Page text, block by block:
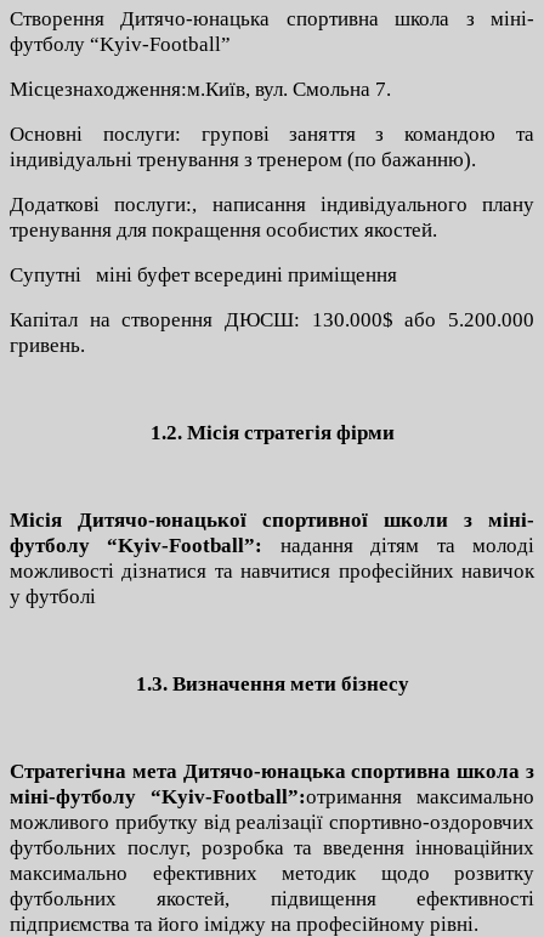
Створення Дитячо-юнацька спортивна школа з міні-
футболу “Kyiv-Football”
Місцезнаходження:м.Київ, вул. Смольна 7.
Основні послуги: групові заняття з командою та
індивідуальні тренування з тренером (по бажанню).
Додаткові послуги:, написання індивідуального плану
тренування для покращення особистих якостей.
Супутні міні буфет всередині приміщення
Капітал на створення ДЮСШ: 130.000$ або 5.200.000
гривень.
1.2. Місія стратегія фірми
Місія Дитячо-юнацької спортивної школи з міні-
футболу “Kyiv-Football”:
надання дітям та молоді
можливості дізнатися та навчитися професійних навичок
у футболі
1.3. Визначення мети бізнесу
Стратегічна мета Дитячо-юнацька спортивна школа з
міні-футболу “Kyiv-Football”:отримання максимально
можливого прибутку від реалізації спортивно-оздоровчих
футбольних послуг, розробка та введення інноваційних
максимально ефективних методик щодо розвитку
футбольних якостей, підвищення ефективності
підприємства та його іміджу на професійному рівні.